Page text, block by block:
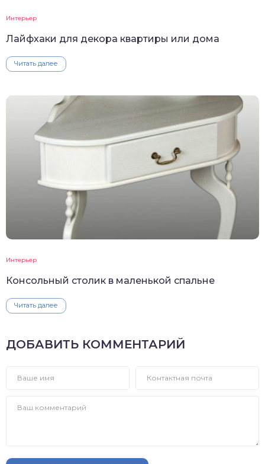
Интерьер
Лайфхаки для декора квартиры или дома
Читать далее
Интерьер
Консольный столик в маленькой спальне
Читать далее
ДОБАВИТЬ КОММЕНТАРИЙ